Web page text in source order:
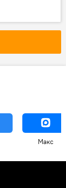
Макс